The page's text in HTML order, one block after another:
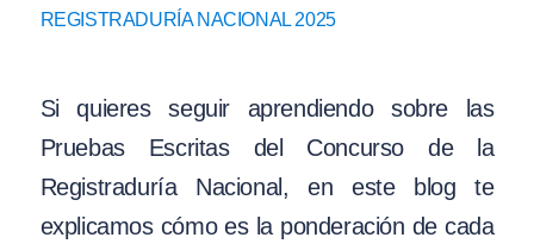
REGISTRADURÍA NACIONAL 2025
Si quieres seguir aprendiendo sobre las
Pruebas Escritas del Concurso de la
Registraduría Nacional, en este blog te
explicamos cómo es la ponderación de cada